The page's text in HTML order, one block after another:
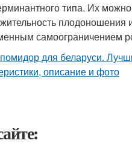
типа. Их
плодоношения
самоограничением